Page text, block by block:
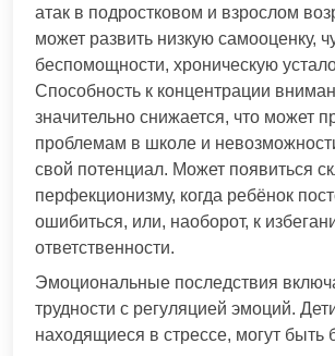
атак в подростковом и взрослом
может развить низкую самооценку,
беспомощности, хроническую
Способность к концентрации
значительно снижается, что может
проблемам в школе и
свой потенциал. Может появиться
перфекционизму, когда ребёнок
ошибиться, или, наоборот, к
ответственности.
Эмоциональные последствия
трудности с регуляцией эмоций.
находящиеся в стрессе, могут быть